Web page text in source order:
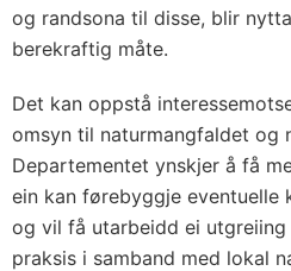
og randsona til disse, blir
berekraftig måte.
Det kan oppstå
omsyn til naturmangfaldet og
Departementet ynskjer å få
ein kan førebyggje eventuelle
og vil få utarbeidd ei
praksis i samband med lokal